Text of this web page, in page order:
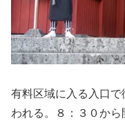
有料区域に入る入口
われる。８：３０から